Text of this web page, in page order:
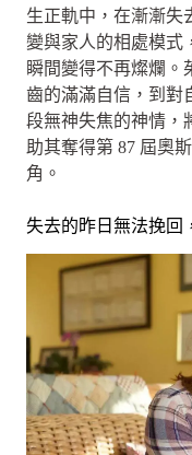
生正軌中，在漸漸失
變與家人的相處模式
瞬間變得不再燦爛。
齒的滿滿自信，到對
段無神失焦的神情，
助其奪得第 87 屆奧
角。
失去的昨日無法挽回